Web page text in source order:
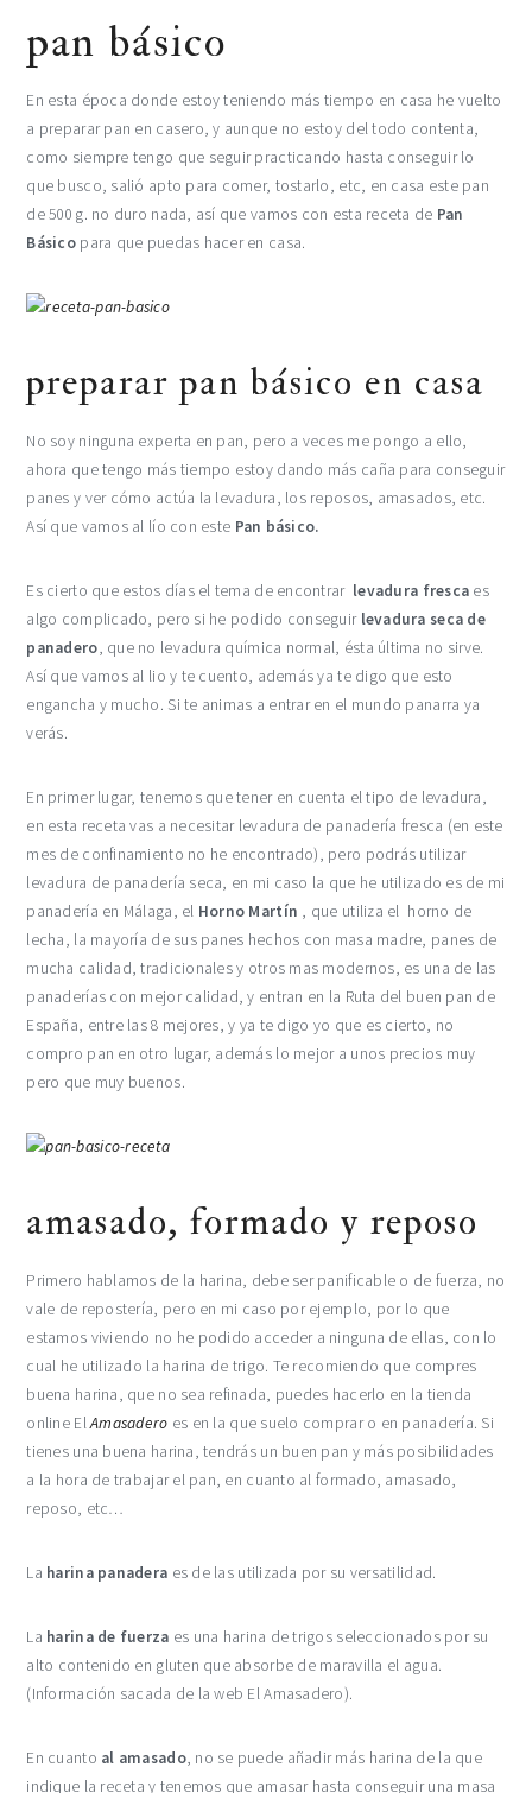
pan básico
En esta época donde estoy teniendo más tiempo en casa he vuelto
a preparar pan en casero, y aunque no estoy del todo contenta,
como siempre tengo que seguir practicando hasta conseguir lo
que busco, salió apto para comer, tostarlo, etc, en casa este pan
de 500 g. no duro nada, así que vamos con esta receta de Pan
Básico para que puedas hacer en casa.
preparar pan básico en casa
No soy ninguna experta en pan, pero a veces me pongo a ello,
ahora que tengo más tiempo estoy dando más caña para conseguir
panes y ver cómo actúa la levadura, los reposos, amasados, etc.
Así que vamos al lío con este Pan básico.
Es cierto que estos días el tema de encontrar levadura fresca es
algo complicado, pero si he podido conseguir levadura seca de
panadero, que no levadura química normal, ésta última no sirve.
Así que vamos al lio y te cuento, además ya te digo que esto
engancha y mucho. Si te animas a entrar en el mundo panarra ya
verás.
En primer lugar, tenemos que tener en cuenta el tipo de levadura,
en esta receta vas a necesitar levadura de panadería fresca (en este
mes de confinamiento no he encontrado), pero podrás utilizar
levadura de panadería seca, en mi caso la que he utilizado es de mi
panadería en Málaga, el Horno Martín , que utiliza el horno de
lecha, la mayoría de sus panes hechos con masa madre, panes de
mucha calidad, tradicionales y otros mas modernos, es una de las
panaderías con mejor calidad, y entran en la Ruta del buen pan de
España, entre las 8 mejores, y ya te digo yo que es cierto, no
compro pan en otro lugar, además lo mejor a unos precios muy
pero que muy buenos.
amasado, formado y reposo
Primero hablamos de la harina, debe ser panificable o de fuerza, no
vale de repostería, pero en mi caso por ejemplo, por lo que
estamos viviendo no he podido acceder a ninguna de ellas, con lo
cual he utilizado la harina de trigo. Te recomiendo que compres
buena harina, que no sea refinada, puedes hacerlo en la tienda
online ElAmasadero es en la que suelo comprar o en panadería. Si
tienes una buena harina, tendrás un buen pan y más posibilidades
a la hora de trabajar el pan, en cuanto al formado, amasado,
reposo, etc…
La harina panadera es de las utilizada por su versatilidad.
La harina de fuerza es una harina de trigos seleccionados por su
alto contenido en gluten que absorbe de maravilla el agua.
(Información sacada de la web El Amasadero).
En cuanto al amasado, no se puede añadir más harina de la que
indique la receta y tenemos que amasar hasta conseguir una masa